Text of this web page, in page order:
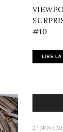
#10
LIRE LA
27